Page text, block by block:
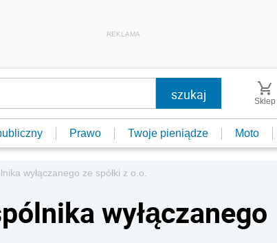
REKLAMA
Sklep
Prawo Twoje pieniądze Moto
wyłączanego ze spółki z o.o.
wyłączanego